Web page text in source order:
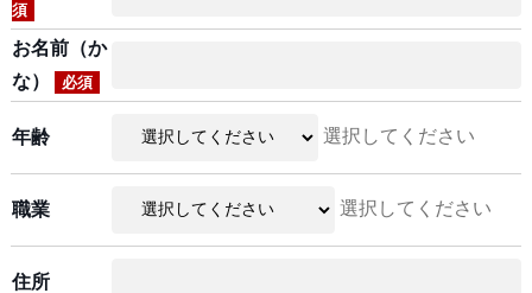
須
お名前（か
な）
必須
年齢 選択してください
職業 選択してください
住所